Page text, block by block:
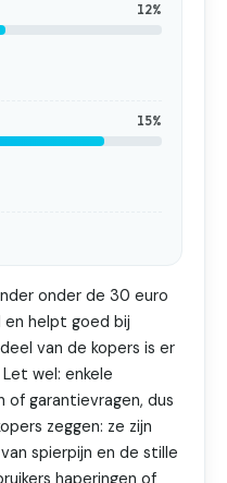
12%
15%
onder de 30 euro
helpt goed bij
van de kopers is er
wel: enkele
of garantievragen, dus
zeggen: ze zijn
spierpijn en de stille